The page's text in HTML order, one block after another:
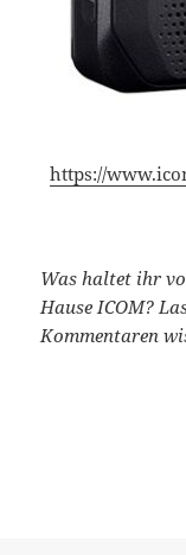
https://
Was haltet ihr
Hause ICOM?
Kommentaren